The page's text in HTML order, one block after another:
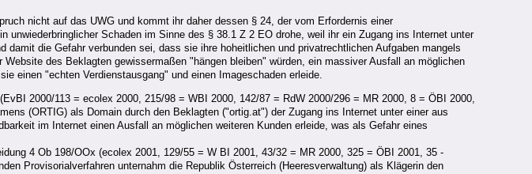
nicht auf das UWG und kommt ihr daher dessen § 24, der vom Erfordernis einer
Schaden im Sinne des § 38.1 Z 2 EO drohe, weil ihr ein Zugang ins Internet unter
die Gefahr verbunden sei, dass sie ihre hoheitlichen und privatrechtlichen Aufgaben mangels
des Beklagten gewissermaßen "hängen bleiben" würden, ein massiver Ausfall an möglichen
einen "echten Verdienstausgang" und einen Imageschaden erleide.
2000/113 = ecolex 2000, 215/98 = WBI 2000, 142/87 = RdW 2000/296 = MR 2000, 8 = ÖBI 2000,
(ORTIG) als Domain durch den Beklagten ("ortig.at") der Zugang ins Internet unter einer aus
im Internet einen Ausfall an möglichen weiteren Kunden erleide, was als Gefahr eines
4 Ob 198/OOx (ecolex 2001, 129/55 = W BI 2001, 43/32 = MR 2000, 325 = ÖBI 2001, 35 -
Provisorialverfahren unternahm die Republik Österreich (Heeresverwaltung) als Klägerin den